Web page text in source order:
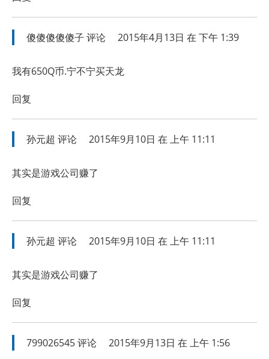
傻傻傻傻傻子 评论 2015年4月13日 在 下午 1:39
我有650Q币.宁不宁买天龙
回复
孙元超 评论 2015年9月10日 在 上午 11:11
其实是游戏公司赚了
回复
孙元超 评论 2015年9月10日 在 上午 11:11
其实是游戏公司赚了
回复
799026545评论 2015年9月13日 在 上午 1:56